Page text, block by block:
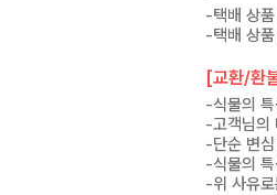
-택배 상
-택배 상
[교환/환
-식물의
-고객님의
-단순 변
-식물의
-위 사유